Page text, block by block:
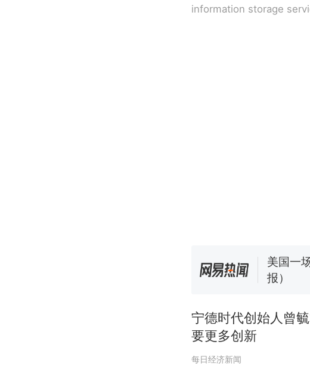
information storage
费
美国一
报）
美国渔
西
宁德时代创始人曾
要更多创新
每日经济新闻